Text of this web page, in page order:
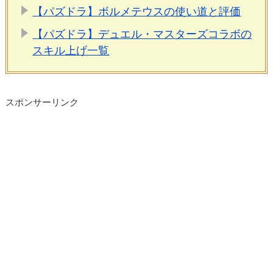
【パズドラ】ボルメテウスの使い道と評価
【パズドラ】デュエル・マスターズコラボの
スキル上げ一覧
スポンサーリンク